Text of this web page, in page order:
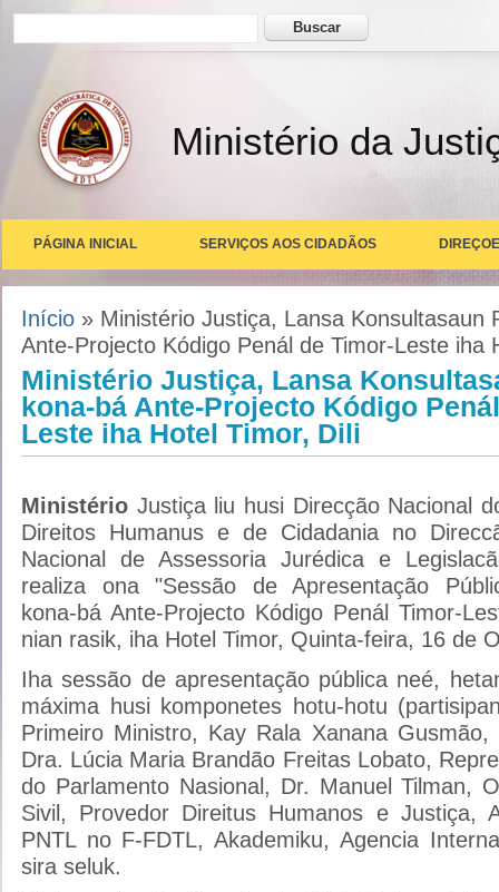
Formulário de busca Buscar
Ministério da
PÁGINA INICIAL SERVIÇOS AOS CIDADÃOS
Você está aqui
Início » Ministério Justiça, Lansa Konsultasaun
Ante-Projecto Kódigo Penál de Timor-Leste iha
Ministério Justiça, Lansa
kona-bá Ante-Projecto Kódigo
Leste iha Hotel Timor, Dili
Ministério Justiça liu husi Direcção Nacional
Direitos Humanus e de Cidadania no
Nacional de Assessoria Jurédica e
realiza ona "Sessão de Apresentação
kona-bá Ante-Projecto Kódigo Penál Timor-
nian rasik, iha Hotel Timor, Quinta-feira, 16 de
Iha sessão de apresentação pública neé,
máxima husi komponetes hotu-hotu
Primeiro Ministro, Kay Rala Xanana
Dra. Lúcia Maria Brandão Freitas Lobato,
do Parlamento Nasional, Dr. Manuel Tilman,
Sivil, Provedor Direitus Humanos e Justiça,
PNTL no F-FDTL, Akademiku, Agencia
sira seluk.